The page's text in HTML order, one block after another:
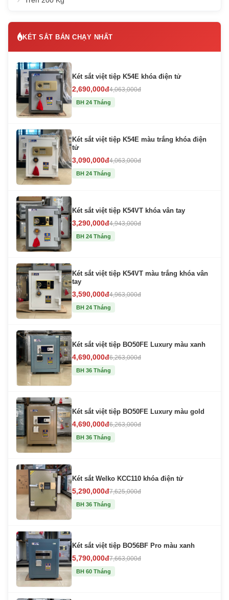
KÉT SẮT BÁN CHẠY NHẤT
Két sắt việt tiệp K54E khóa điện tử
2,690,000đ4,063,000đ
BH 24 Tháng
Két sắt việt tiệp K54E màu trắng khóa điện
tử
3,090,000đ4,063,000đ
BH 24 Tháng
Két sắt việt tiệp K54VT khóa vân tay
3,290,000đ4,943,000đ
BH 24 Tháng
Két sắt việt tiệp K54VT màu trắng khóa vân
tay
3,590,000đ4,963,000đ
BH 24 Tháng
Két sắt việt tiệp BO50FE Luxury màu xanh
4,690,000đ6,263,000đ
BH 36 Tháng
Két sắt việt tiệp BO50FE Luxury màu gold
4,690,000đ6,263,000đ
BH 36 Tháng
Két sắt Welko KCC110 khóa điện tử
5,290,000đ7,625,000đ
BH 36 Tháng
Két sắt việt tiệp BO56BF Pro màu xanh
5,790,000đ7,663,000đ
BH 60 Tháng